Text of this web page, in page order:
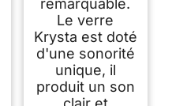
Le verre
Krysta est doté
d'une sonorité
unique, il
produit un son